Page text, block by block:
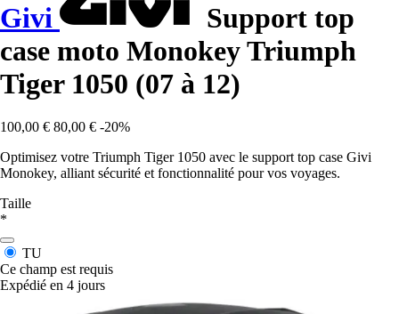
Givi
Support top
case moto Monokey Triumph
Tiger 1050 (07 à 12)
100,00 € 80,00 € -20%
Optimisez votre Triumph Tiger 1050 avec le support top case Givi
Monokey, alliant sécurité et fonctionnalité pour vos voyages.
Taille
*
TU
Ce champ est requis
Expédié en 4 jours